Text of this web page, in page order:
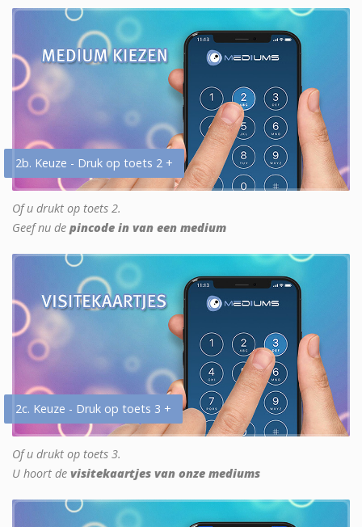
2b. Keuze - Druk op toets 2 +
Of u drukt op toets 2.
Geef nu de pincode in van een medium
2c. Keuze - Druk op toets 3 +
Of u drukt op toets 3.
U hoort de visitekaartjes van onze mediums